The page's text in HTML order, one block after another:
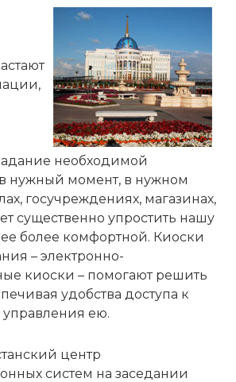
необходимой
нужный момент, в нужном
госучреждениях, магазинах,
существенно упростить нашу
более комфортной. Киоски
– электронно-
киоски – помогают решить
удобства доступа к
ею.
центр
систем на заседании